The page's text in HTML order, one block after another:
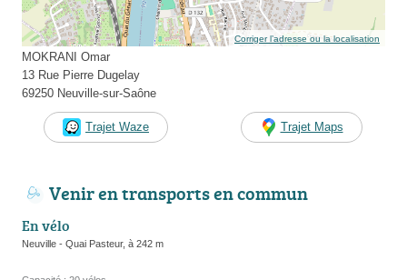
Corriger l’adresse ou la localisation
MOKRANI Omar
13 Rue Pierre Dugelay
69250 Neuville-sur-Saône
Trajet Waze Trajet Maps
Venir en transports en commun
En vélo
Neuville - Quai Pasteur, à 242 m